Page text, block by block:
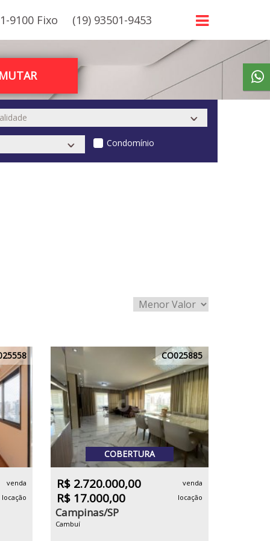
9100 Fixo (19) 93501-9453
Condomínio
venda
locação
CO025885
COBERTURA
R$ 2.720.000,00 venda
R$ 17.000,00 locação
Campinas/SP
Cambuí